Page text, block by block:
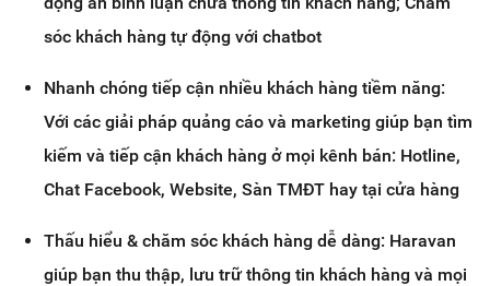
sóc khách hàng tự động với chatbot
Nhanh chóng tiếp cận nhiều khách hàng tiềm năng:
Với các giải pháp quảng cáo và marketing giúp bạn tìm
kiếm và tiếp cận khách hàng ở mọi kênh bán: Hotline,
Chat Facebook, Website, Sàn TMĐT hay tại cửa hàng
Thấu hiểu & chăm sóc khách hàng dễ dàng: Haravan
giúp bạn thu thập, lưu trữ thông tin khách hàng và mọi